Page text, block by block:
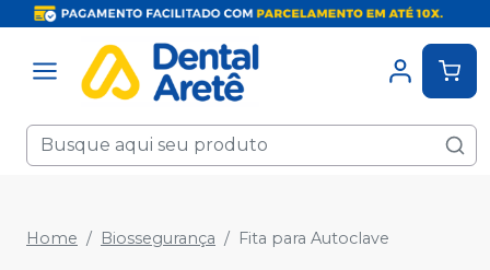
Home Biossegurança Fita para Autoclave